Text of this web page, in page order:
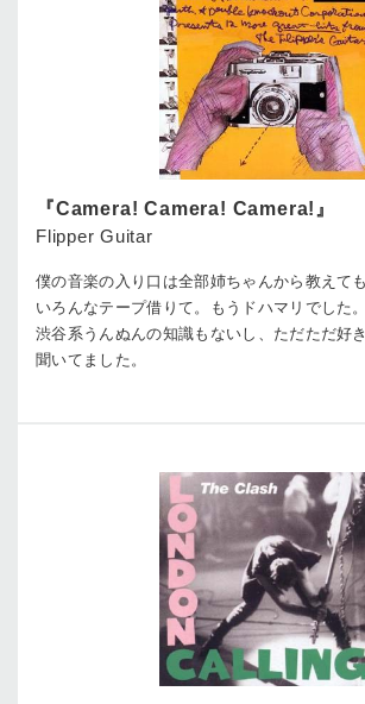
『Camera! Camera! Camera!』
Flipper Guitar
僕の音楽の入り口は全部姉ちゃんから教えても
いろんなテープ借りて。もうドハマリでした。
渋谷系うんぬんの知識もないし、ただただ好
聞いてました。